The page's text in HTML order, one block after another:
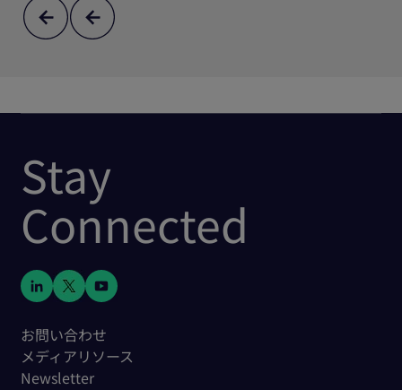
Stay
Connected
お問い合わせ
メディアリソース
Newsletter